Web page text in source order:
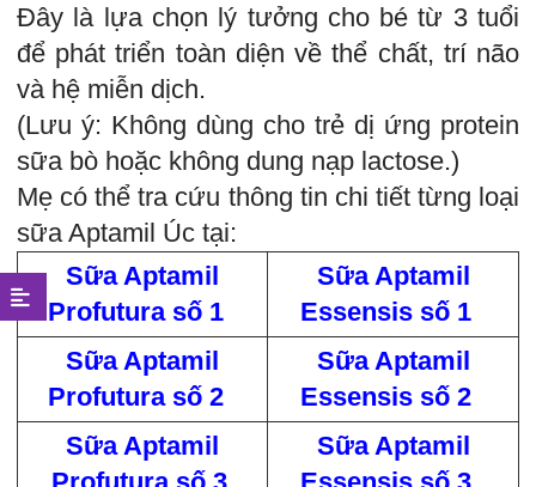
Đây là lựa chọn lý tưởng cho bé từ 3 tuổi
để phát triển toàn diện về thể chất, trí não
và hệ miễn dịch.
(Lưu ý: Không dùng cho trẻ dị ứng protein
sữa bò hoặc không dung nạp lactose.)
Mẹ có thể tra cứu thông tin chi tiết từng loại
sữa Aptamil Úc tại:
Sữa Aptamil
Profutura số 1
Sữa Aptamil
Essensis số 1
Sữa Aptamil
Profutura số 2
Sữa Aptamil
Essensis số 2
Sữa Aptamil
Sữa Aptamil